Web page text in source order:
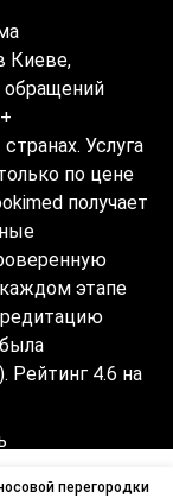
перегородки
Киеве,
обращений
Услуга
по цене
получает
этапе
Рейтинг 4.6 на